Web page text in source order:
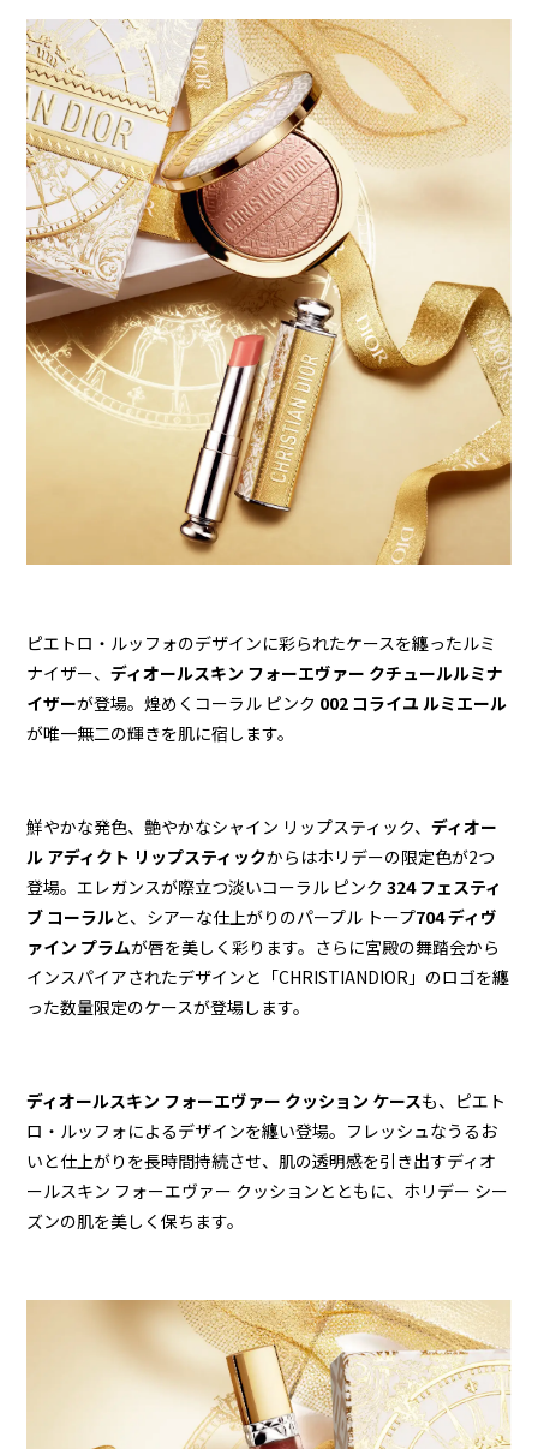
ピエトロ・ルッフォのデザインに彩られたケースを纏ったルミ
ナイザー、ディオールスキン フォーエヴァー クチュールルミナ
イザーが登場。煌めくコーラル ピンク 002 コライユ ルミエール
が唯一無二の輝きを肌に宿します。
鮮やかな発色、艶やかなシャイン リップスティック、ディオー
ル アディクト リップスティックからはホリデーの限定色が2つ
登場。エレガンスが際立つ淡いコーラル ピンク 324 フェスティ
ブ コーラルと、シアーな仕上がりのパープル トープ704 ディヴ
ァイン プラムが唇を美しく彩ります。さらに宮殿の舞踏会から
インスパイアされたデザインと「CHRISTIANDIOR」のロゴを纏
った数量限定のケースが登場します。
ディオールスキン フォーエヴァー クッション ケースも、ピエト
ロ・ルッフォによるデザインを纏い登場。フレッシュなうるお
いと仕上がりを長時間持続させ、肌の透明感を引き出すディオ
ールスキン フォーエヴァー クッションとともに、ホリデー シー
ズンの肌を美しく保ちます。